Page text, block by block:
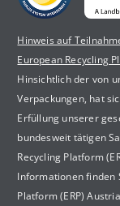
Hinweis auf
European Recycling
Hinsichtlich der von
Verpackungen, hat
Erfüllung unserer
bundesweit tätigen
Recycling Platform
Informationen finden
Platform (ERP)